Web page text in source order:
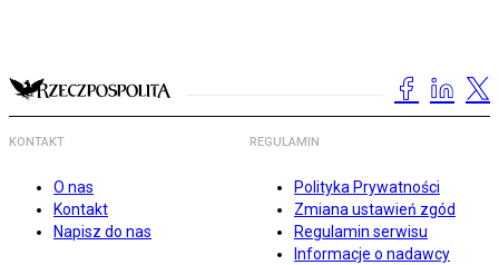
KONTAKT
O nas
Kontakt
Napisz do nas
REGULAMIN
Polityka Prywatności
Zmiana ustawień zgód
Regulamin serwisu
Informacje o nadawcy